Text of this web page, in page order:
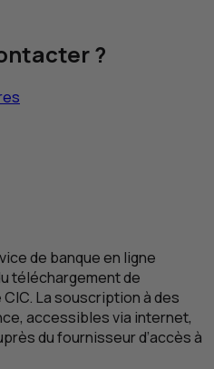
?
de banque en ligne
téléchargement de
CIC. La souscription à des
accessibles via internet,
du fournisseur d’accès à